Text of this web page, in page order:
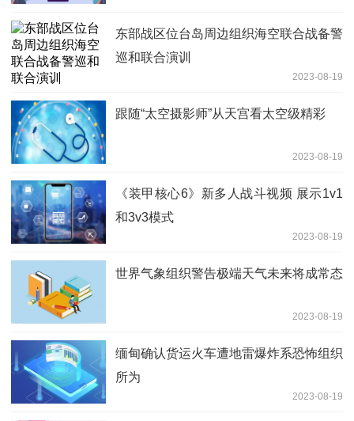
东部战区位台岛周边组织海空联合战备警
巡和联合演训
2023-08-19
跟随“太空摄影师”从天宫看太空级精彩
2023-08-19
《装甲核心6》新多人战斗视频 展示1v1
和3v3模式
2023-08-19
世界气象组织警告极端天气未来将成常态
2023-08-19
缅甸确认货运火车遭地雷爆炸系恐怖组织
所为
2023-08-19